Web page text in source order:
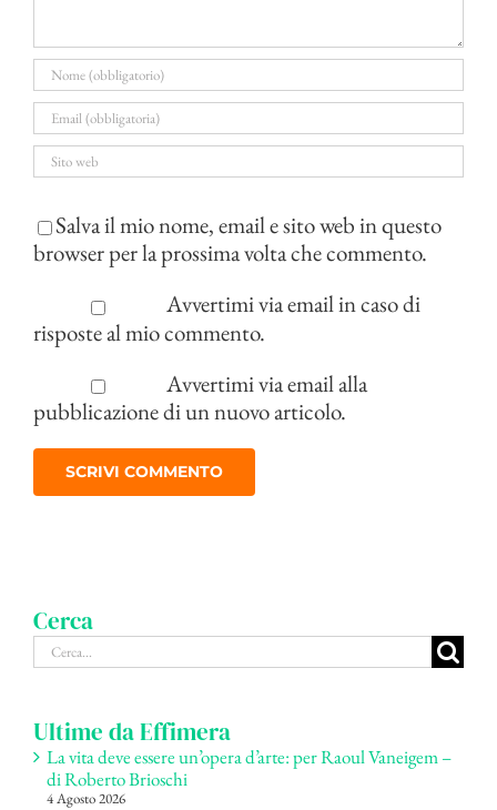
Salva il mio nome, email e sito web in questo
browser per la prossima volta che commento.
Avvertimi via email in caso di
risposte al mio commento.
Avvertimi via email alla
pubblicazione di un nuovo articolo.
Cerca
Cerca
per:
Ultime da Effimera
La vita deve essere un’opera d’arte: per Raoul Vaneigem –
di Roberto Brioschi
4 Agosto 2026